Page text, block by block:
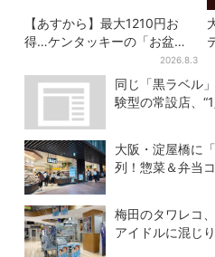
【あすから】最大1210円お
得…ケンタッキーの「お盆パ
ック」、2週間だけ！数量限定
シール付き
2026.8.3
同じ「黒ラベル
験型の常設店、
大阪・淀屋橋に
列！惣菜＆弁当
梅田のタワレコ
アイドルに混じ